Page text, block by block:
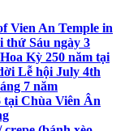
Vien An Temple in
thứ Sáu ngày 3
Kỳ 250 năm tại
Lễ hội July 4th
7 năm
Chùa Viên Ân